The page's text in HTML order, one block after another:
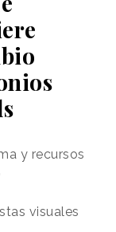
y recursos
visuales